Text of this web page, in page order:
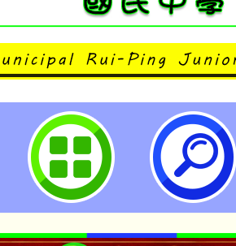
館「學生志願公共服
起正式啟用，請貴校
查照。-桃園市立瑞